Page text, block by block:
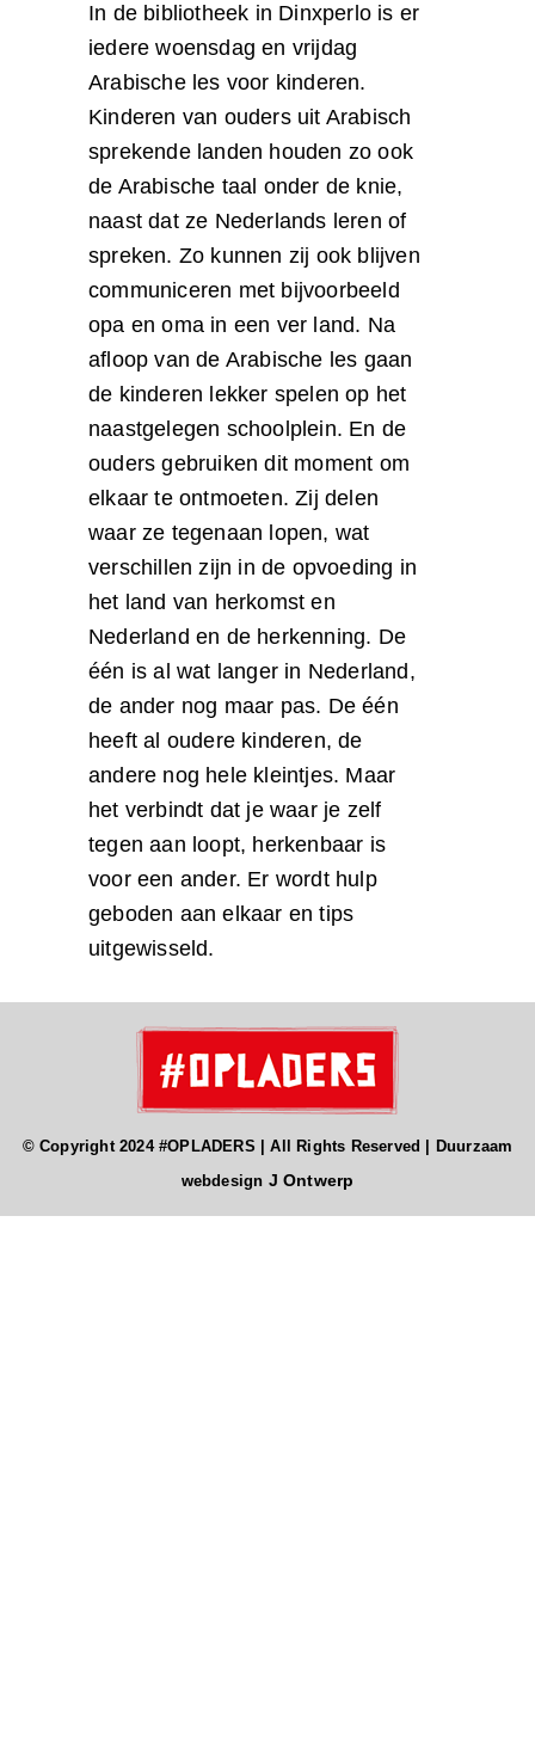
In de bibliotheek in Dinxperlo is er
iedere woensdag en vrijdag
Arabische les voor kinderen.
Kinderen van ouders uit Arabisch
sprekende landen houden zo ook
de Arabische taal onder de knie,
naast dat ze Nederlands leren of
spreken. Zo kunnen zij ook blijven
communiceren met bijvoorbeeld
opa en oma in een ver land. Na
afloop van de Arabische les gaan
de kinderen lekker spelen op het
naastgelegen schoolplein. En de
ouders gebruiken dit moment om
elkaar te ontmoeten. Zij delen
waar ze tegenaan lopen, wat
verschillen zijn in de opvoeding in
het land van herkomst en
Nederland en de herkenning. De
één is al wat langer in Nederland,
de ander nog maar pas. De één
heeft al oudere kinderen, de
andere nog hele kleintjes. Maar
het verbindt dat je waar je zelf
tegen aan loopt, herkenbaar is
voor een ander. Er wordt hulp
geboden aan elkaar en tips
uitgewisseld.
© Copyright 2024 #OPLADERS | All Rights Reserved | Duurzaam
webdesign J Ontwerp